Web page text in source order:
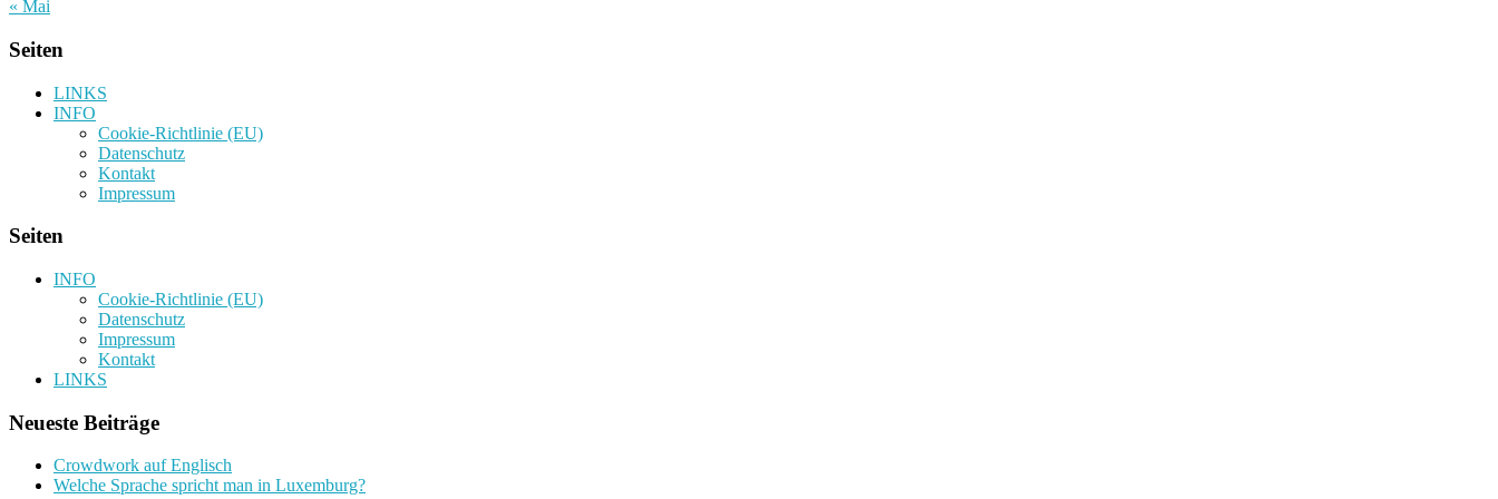
« Mai
Seiten
LINKS
INFO
Cookie-Richtlinie (EU)
Datenschutz
Kontakt
Impressum
Seiten
INFO
Cookie-Richtlinie (EU)
Datenschutz
Impressum
Kontakt
LINKS
Neueste Beiträge
Crowdwork auf Englisch
Welche Sprache spricht man in Luxemburg?